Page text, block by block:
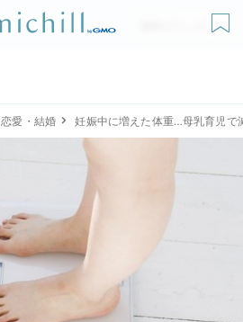
無料ダウンロード
恋愛・結婚 妊娠中に増えた体重…母乳育児で